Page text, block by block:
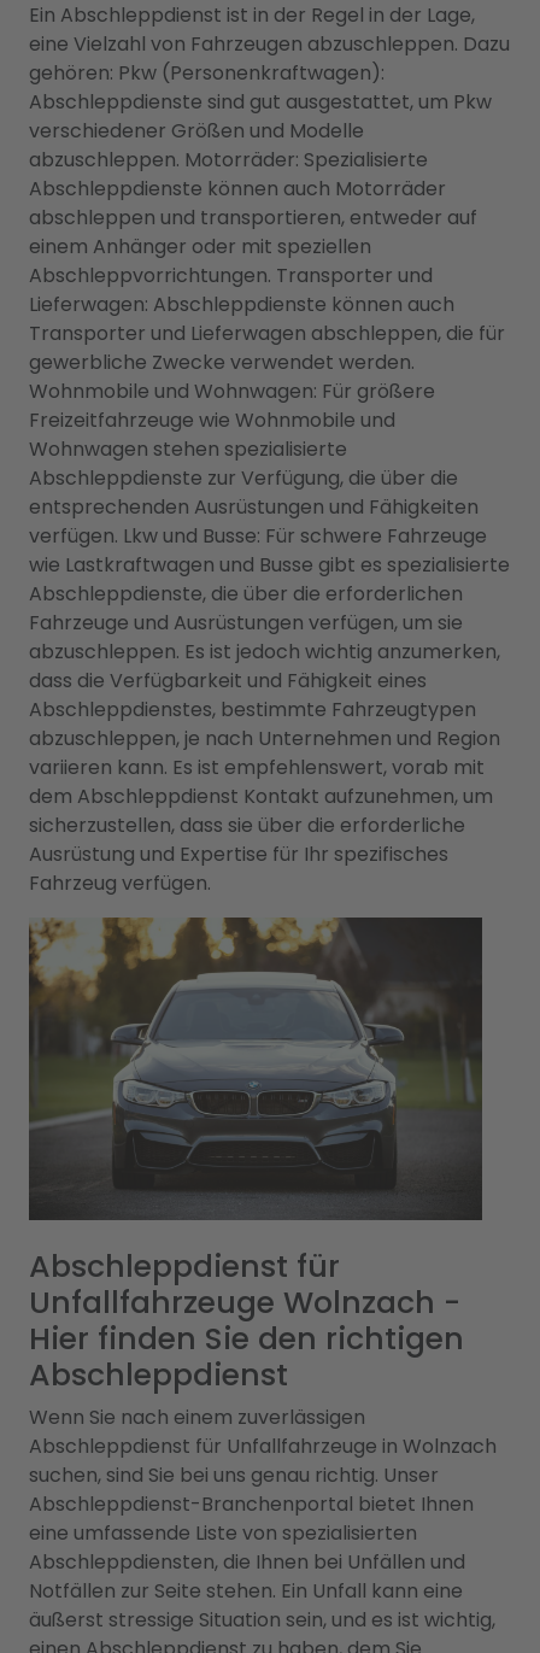
Ein Abschleppdienst ist in der Regel in der Lage,
eine Vielzahl von Fahrzeugen abzuschleppen. Dazu
gehören: Pkw (Personenkraftwagen):
Abschleppdienste sind gut ausgestattet, um Pkw
verschiedener Größen und Modelle
abzuschleppen. Motorräder: Spezialisierte
Abschleppdienste können auch Motorräder
abschleppen und transportieren, entweder auf
einem Anhänger oder mit speziellen
Abschleppvorrichtungen. Transporter und
Lieferwagen: Abschleppdienste können auch
Transporter und Lieferwagen abschleppen, die für
gewerbliche Zwecke verwendet werden.
Wohnmobile und Wohnwagen: Für größere
Freizeitfahrzeuge wie Wohnmobile und
Wohnwagen stehen spezialisierte
Abschleppdienste zur Verfügung, die über die
entsprechenden Ausrüstungen und Fähigkeiten
verfügen. Lkw und Busse: Für schwere Fahrzeuge
wie Lastkraftwagen und Busse gibt es spezialisierte
Abschleppdienste, die über die erforderlichen
Fahrzeuge und Ausrüstungen verfügen, um sie
abzuschleppen. Es ist jedoch wichtig anzumerken,
dass die Verfügbarkeit und Fähigkeit eines
Abschleppdienstes, bestimmte Fahrzeugtypen
abzuschleppen, je nach Unternehmen und Region
variieren kann. Es ist empfehlenswert, vorab mit
dem Abschleppdienst Kontakt aufzunehmen, um
sicherzustellen, dass sie über die erforderliche
Ausrüstung und Expertise für Ihr spezifisches
Fahrzeug verfügen.
Abschleppdienst für
Unfallfahrzeuge Wolnzach -
Hier finden Sie den richtigen
Abschleppdienst
Wenn Sie nach einem zuverlässigen
Abschleppdienst für Unfallfahrzeuge in Wolnzach
suchen, sind Sie bei uns genau richtig. Unser
Abschleppdienst-Branchenportal bietet Ihnen
eine umfassende Liste von spezialisierten
Abschleppdiensten, die Ihnen bei Unfällen und
Notfällen zur Seite stehen. Ein Unfall kann eine
äußerst stressige Situation sein, und es ist wichtig,